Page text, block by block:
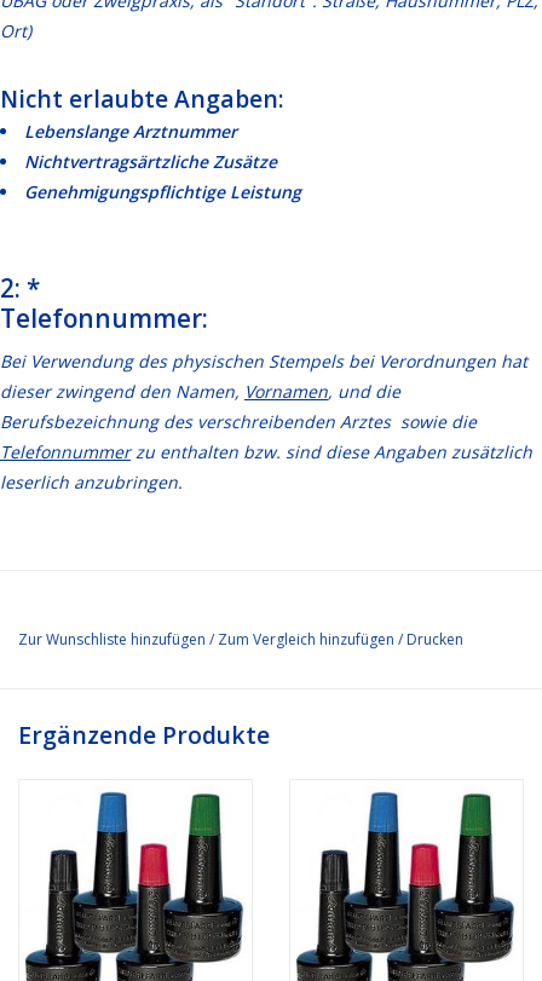
Ort)
Nicht erlaubte Angaben:
Lebenslange Arztnummer
Nichtvertragsärtzliche Zusätze
Genehmigungspflichtige Leistung
2: *
Telefonnummer:
Bei Verwendung des physischen Stempels bei Verordnungen hat
dieser zwingend den Namen, Vornamen, und die
Berufsbezeichnung des verschreibenden Arztes sowie die
Telefonnummerzu enthalten bzw. sind diese Angaben zusätzlich
leserlich anzubringen.
Zur Wunschliste hinzufügen / Zum Vergleich hinzufügen / Drucken
Ergänzende Produkte